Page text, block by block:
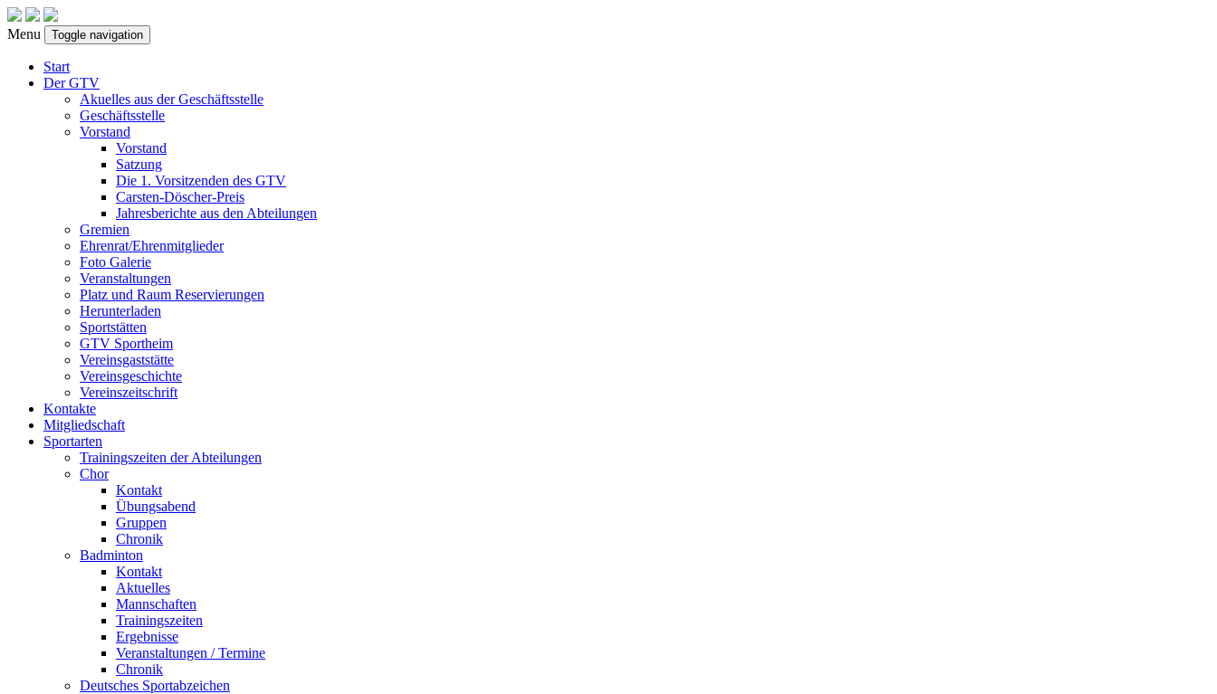
Menu Toggle navigation
Start
Der GTV
Akuelles aus der Geschäftsstelle
Geschäftsstelle
Vorstand
Vorstand
Satzung
Die 1. Vorsitzenden des GTV
Carsten-Döscher-Preis
Jahresberichte aus den Abteilungen
Gremien
Ehrenrat/Ehrenmitglieder
Foto Galerie
Veranstaltungen
Platz und Raum Reservierungen
Herunterladen
Sportstätten
GTV Sportheim
Vereinsgaststätte
Vereinsgeschichte
Vereinszeitschrift
Kontakte
Mitgliedschaft
Sportarten
Trainingszeiten der Abteilungen
Chor
Kontakt
Übungsabend
Gruppen
Chronik
Badminton
Kontakt
Aktuelles
Mannschaften
Trainingszeiten
Ergebnisse
Veranstaltungen / Termine
Chronik
Deutsches Sportabzeichen